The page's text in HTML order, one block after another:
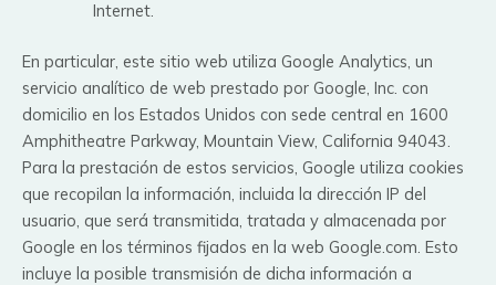
Internet.
En particular, este sitio web utiliza Google Analytics, un
servicio analítico de web prestado por Google, Inc. con
domicilio en los Estados Unidos con sede central en 1600
Amphitheatre Parkway, Mountain View, California 94043.
Para la prestación de estos servicios, Google utiliza cookies
que recopilan la información, incluida la dirección IP del
usuario, que será transmitida, tratada y almacenada por
Google en los términos fijados en la web Google.com. Esto
incluye la posible transmisión de dicha información a